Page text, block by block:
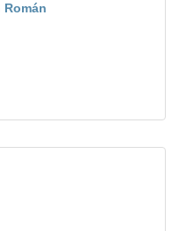
Román